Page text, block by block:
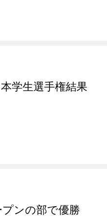
学生選手権結果
ンの部で優勝